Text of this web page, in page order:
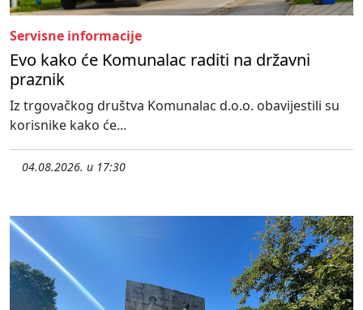
Servisne informacije
Evo kako će Komunalac raditi na državni
praznik
Iz trgovačkog društva Komunalac d.o.o. obavijestili su
korisnike kako će...
04.08.2026. u 17:30